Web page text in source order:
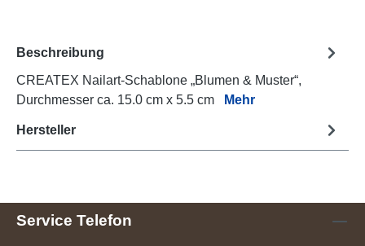
Beschreibung
CREATEX Nailart-Schablone „Blumen & Muster“,
Durchmesser ca. 15.0 cm x 5.5 cm
Mehr
Hersteller
Service Telefon